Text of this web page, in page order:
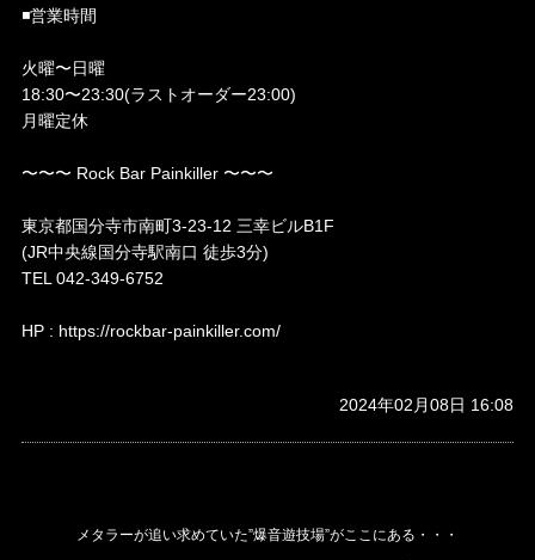
◾️営業時間
火曜〜日曜
18:30〜23:30(ラストオーダー23:00)
月曜定休
〜〜〜 Rock Bar Painkiller 〜〜〜
東京都国分寺市南町3-23-12 三幸ビルB1F
(JR中央線国分寺駅南口 徒歩3分)
TEL 042-349-6752
HP : https://rockbar-painkiller.com/
2024年02月08日 16:08
メタラーが追い求めていた”爆音遊技場”がここにある・・・